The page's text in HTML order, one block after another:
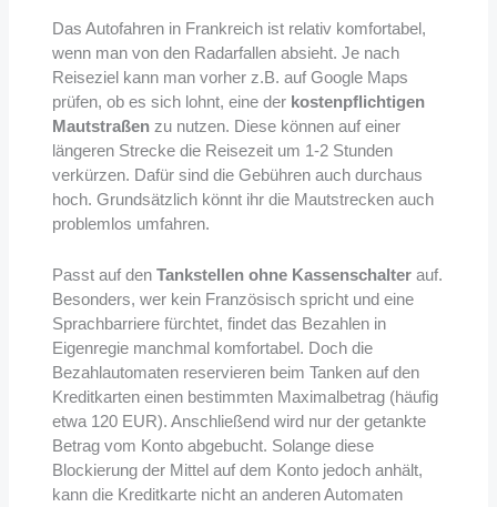
Das Autofahren in Frankreich ist relativ komfortabel,
wenn man von den Radarfallen absieht. Je nach
Reiseziel kann man vorher z.B. auf Google Maps
prüfen, ob es sich lohnt, eine der kostenpflichtigen
Mautstraßenzu nutzen. Diese können auf einer
längeren Strecke die Reisezeit um 1-2 Stunden
verkürzen. Dafür sind die Gebühren auch durchaus
hoch. Grundsätzlich könnt ihr die Mautstrecken auch
problemlos umfahren.
Passt auf den Tankstellen ohne Kassenschalterauf.
Besonders, wer kein Französisch spricht und eine
Sprachbarriere fürchtet, findet das Bezahlen in
Eigenregie manchmal komfortabel. Doch die
Bezahlautomaten reservieren beim Tanken auf den
Kreditkarten einen bestimmten Maximalbetrag (häufig
etwa 120 EUR). Anschließend wird nur der getankte
Betrag vom Konto abgebucht. Solange diese
Blockierung der Mittel auf dem Konto jedoch anhält,
kann die Kreditkarte nicht an anderen Automaten